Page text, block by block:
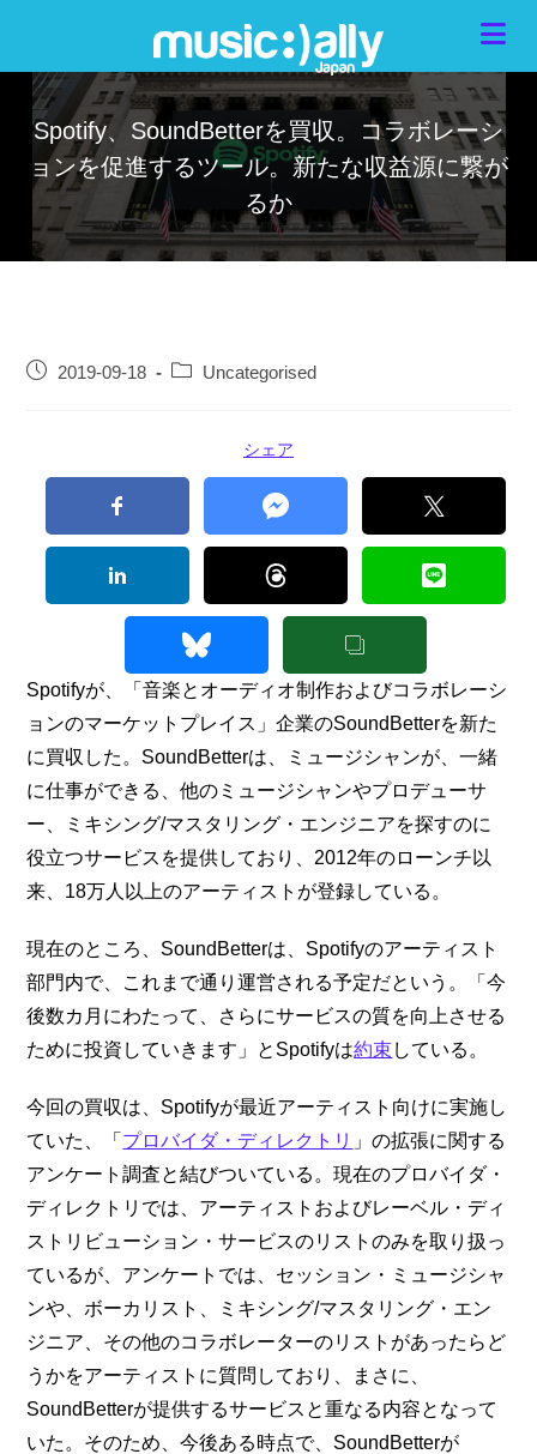
Spotify、SoundBetterを買収。コラボレーシ
ョンを促進するツール。新たな収益源に繋が
るか
2019-09-18 Uncategorised
シェア
Spotifyが、「音楽とオーディオ制作およびコラボレーシ
ョンのマーケットプレイス」企業のSoundBetterを新た
に買収した。SoundBetterは、ミュージシャンが、一緒
に仕事ができる、他のミュージシャンやプロデューサ
ー、ミキシング/マスタリング・エンジニアを探すのに
役立つサービスを提供しており、2012年のローンチ以
来、18万人以上のアーティストが登録している。
現在のところ、SoundBetterは、Spotifyのアーティスト
部門内で、これまで通り運営される予定だという。「今
後数カ月にわたって、さらにサービスの質を向上させる
ために投資していきます」とSpotifyは約束 している。
今回の買収は、Spotifyが最近アーティスト向けに実施し
ていた、「 プロバイダ・ディレクトリ 」の拡張に関する
アンケート調査と結びついている。現在のプロバイダ・
ディレクトリでは、アーティストおよびレーベル・ディ
ストリビューション・サービスのリストのみを取り扱っ
ているが、アンケートでは、セッション・ミュージシャ
ンや、ボーカリスト、ミキシング/マスタリング・エン
ジニア、その他のコラボレーターのリストがあったらど
うかをアーティストに質問しており、まさに、
SoundBetterが提供するサービスと重なる内容となって
いた。そのため、今後ある時点で、SoundBetterが